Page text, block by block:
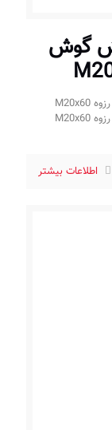
گوش
اندازه و نقشه پیچ سر شش گوش گرید ۱۰٫۹ تمام رزوه M20x60
اندازه و نقشه پیچ سر شش گوش گرید ۱۰٫۹ تمام رزوه M20x60
اطلاعات بیشتر